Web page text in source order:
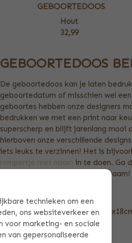
GEBOORTEDOOS
Hout
32,99
GEBOORTEDOOS
De geboortedoos kan je laten
geboortedatum of misschien wel
geboortes hebben onze designers
bedrukken we met een print naar
superscherp en blijft jarenlang
hierboven onze verschillende
iets leuks te verzinnen! Het is
rompertje met naam in te doen. Ga
bestel een geboortedoos met naam!
Afmetingen medium:
Materiaal: Paulownia hout
Met houten schuifdeksel
technieken om een
ons websiteverkeer en
voor marketing- en sociale
van gepersonaliseerde